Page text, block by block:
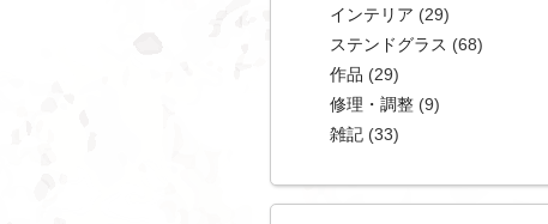
インテリア (29)
ステンドグラス (68)
作品 (29)
修理・調整(9)
雑記(33)